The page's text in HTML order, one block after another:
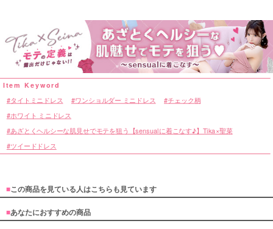
タイトミニドレス ワンショルダー ミニドレス チェック柄
ホワイト ミニドレス
あざとくヘルシーな肌見せでモテを狙う【sensualに着こなす♪】Tika×聖菜
ツイードドレス
■この商品を見ている人はこちらも見ています
■あなたにおすすめの商品